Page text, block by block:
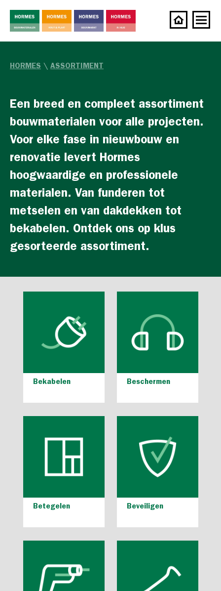
HORMES \ ASSORTIMENT
Een breed en compleet assortiment
bouwmaterialen voor alle projecten.
Voor elke fase in nieuwbouw en
renovatie levert Hormes
hoogwaardige en professionele
materialen. Van funderen tot
metselen en van dakdekken tot
bekabelen. Ontdek ons op klus
gesorteerde assortiment.
Bekabelen Beschermen
Betegelen Beveiligen